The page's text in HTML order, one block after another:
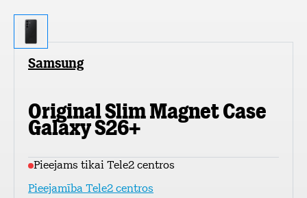
Samsung
Original Slim Magnet Case
Galaxy S26+
Pieejams tikai Tele2 centros
Pieejamība Tele2 centros